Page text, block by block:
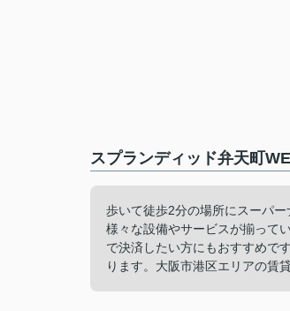
スプランディッド弁天町
歩いて徒歩2分の場所にスーパ
様々な設備やサービスが揃って
で決済したい方にもおすすめで
ります。大阪市港区エリアの賃